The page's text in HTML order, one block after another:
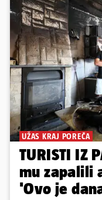
UŽAS KRAJ POREČA
TURISTI IZ
mu zapalili
'Ovo je